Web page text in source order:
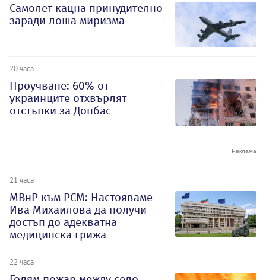
Самолет кацна принудително
заради лоша миризма
20 часа
Проучване: 60% от
украинците отхвърлят
отстъпки за Донбас
21 часа
МВнР към РСМ: Настояваме
Ива Михаилова да получи
достъп до адекватна
медицинска грижа
22 часа